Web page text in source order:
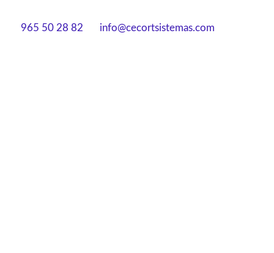
965 50 28 82 info@cecortsistemas.com